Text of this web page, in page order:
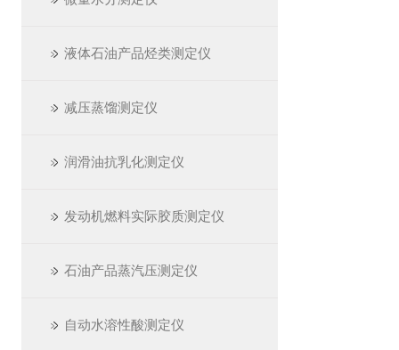
液体石油产品烃类测定仪
减压蒸馏测定仪
润滑油抗乳化测定仪
发动机燃料实际胶质测定仪
石油产品蒸汽压测定仪
自动水溶性酸测定仪